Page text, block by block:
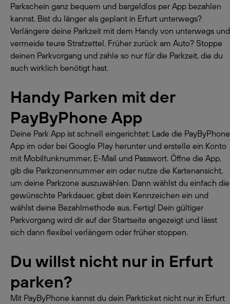
Parkschein ganz bequem und bargeldlos per App bezahlen
kannst. Bist du länger als geplant in Erfurt unterwegs?
Verlängere deine Parkzeit mit dem Handy von unterwegs und
vermeide teure Strafzettel. Früher zurück am Auto? Stoppe
deinen Parkvorgang und zahle so nur für die Parkzeit, die du
auch wirklich benötigt hast.
Handy Parken mit der
PayByPhone App
Deine Park App ist schnell eingerichtet: Lade die PayByPhone
App im oder bei Google Play herunter und erstelle ein Konto
mit Mobilfunknummer, E-Mail und Passwort. Öffne die App,
gib die Parkzonennummer ein oder nutze die Kartenansicht,
um deine Parkzone auszuwählen. Dann wählst du einfach die
gewünschte Parkdauer, gibst dein Kennzeichen ein und
wählst deine Bezahlmethode aus. Fertig! Dein gültiger
Parkvorgang wird dir auf der Startseite angezeigt und lässt
sich dann flexibel verlängern oder früher stoppen.
Du willst nicht nur in Erfurt
parken?
Mit PayByPhone kannst du dein Parkticket nicht nur in Erfurt